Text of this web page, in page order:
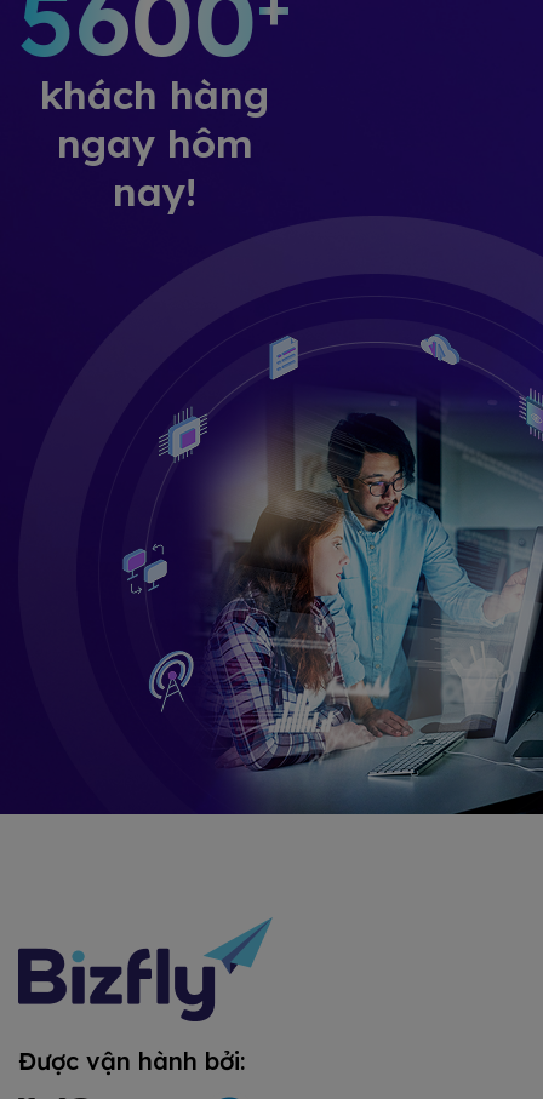
khách hàng
ngay hôm
nay!
Được vận hành bởi: